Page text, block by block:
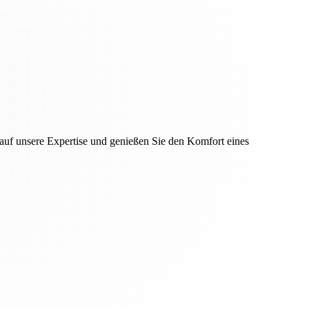
unsere Expertise und genießen Sie den Komfort eines